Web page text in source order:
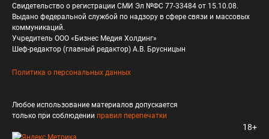
Свидетельство о регистрации СМИ Эл №ФС 77-33484 от 15.10.08.
Выдано федеральной службой по надзору в сфере связи и массовых
коммуникаций.
Учредитель ООО «Бизнес Медия Холдинг»
Шеф-редактор (главный редактор) А.В. Брусницын
Политика о персональных данных
Любое использование материалов допускается
только при соблюдении правил перепечатки
18+